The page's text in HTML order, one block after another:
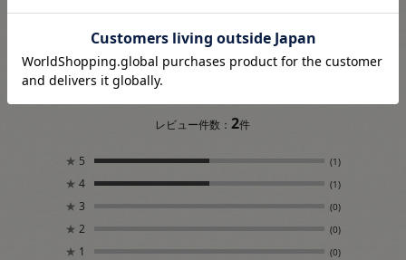
レビュー件数：2件
★ 5 (1)
★ 4 (1)
★ 3 (0)
★ 2 (0)
★ 1 (0)